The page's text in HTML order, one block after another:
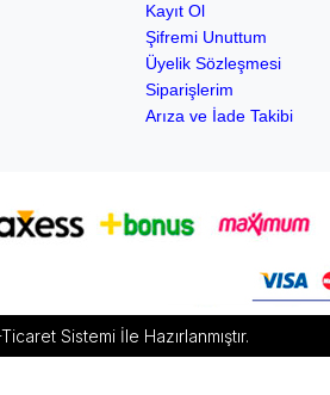
Kayıt Ol
Şifremi Unuttum
Üyelik Sözleşmesi
Siparişlerim
Arıza ve İade Takibi
Sistemiİle Hazırlanmıştır.